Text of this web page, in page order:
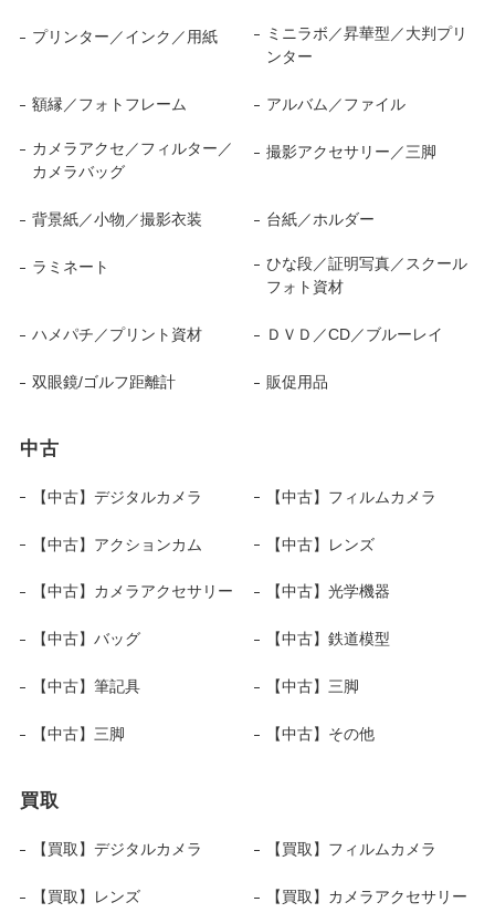
プリンター／インク／用紙
ミニラボ／昇華型／大判プリ
ンター
額縁／フォトフレーム アルバム／ファイル
カメラアクセ／フィルター／
カメラバッグ
撮影アクセサリー／三脚
背景紙／小物／撮影衣装 台紙／ホルダー
ラミネート
ひな段／証明写真／スクール
フォト資材
ハメパチ／プリント資材 ＤＶＤ／CD／ブルーレイ
双眼鏡/ゴルフ距離計 販促用品
中古
【中古】デジタルカメラ 【中古】フィルムカメラ
【中古】アクションカム 【中古】レンズ
【中古】カメラアクセサリー 【中古】光学機器
【中古】バッグ 【中古】鉄道模型
【中古】筆記具 【中古】三脚
【中古】三脚 【中古】その他
買取
【買取】デジタルカメラ 【買取】フィルムカメラ
【買取】レンズ 【買取】カメラアクセサリー